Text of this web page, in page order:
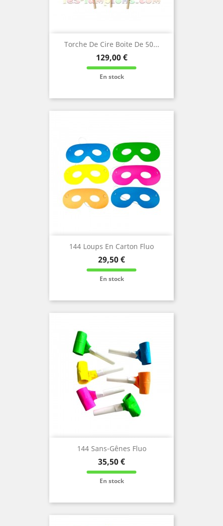
Torche De Cire Boite De 50...
Prix
129,00 €
En stock
144 Loups En Carton Fluo
Prix
29,50 €
En stock
144 Sans-Gênes Fluo
Prix
35,50 €
En stock